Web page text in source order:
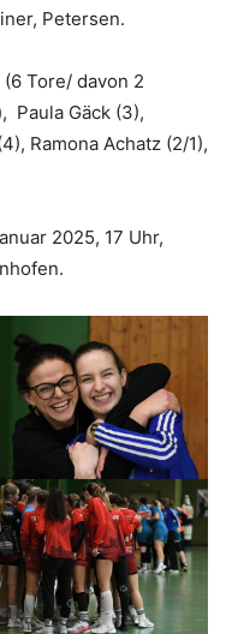
Petersen.
Tore/ davon 2
Paula Gäck (3),
Ramona Achatz (2/1),
2025, 17 Uhr,